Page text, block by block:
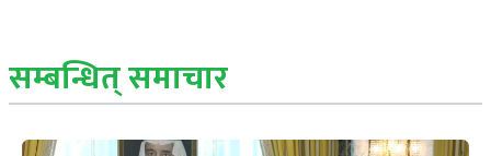
सम्बन्धित् समाचार